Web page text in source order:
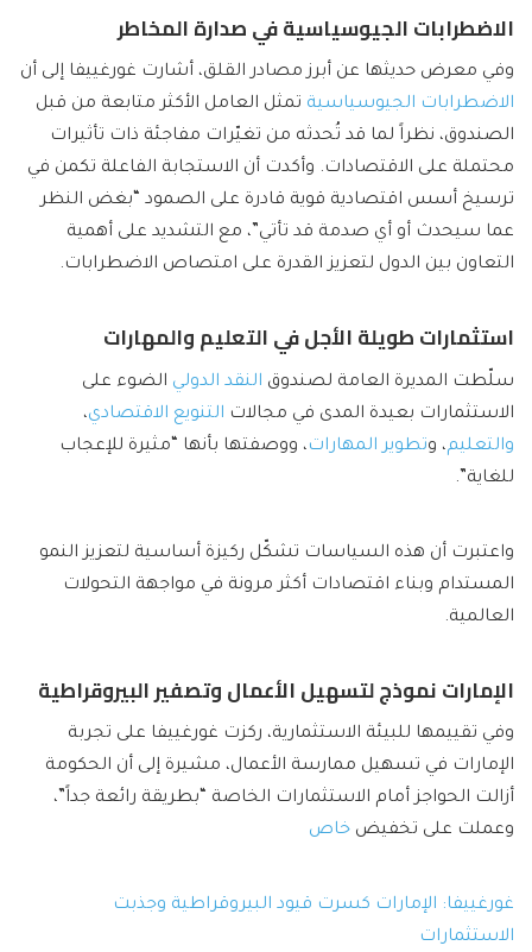
الاضطرابات الجيوسياسية في صدارة المخاطر
وفي معرض حديثها عن أبرز مصادر القلق، أشارت غورغييفا إلى أن
الاضطرابات الجيوسياسية تمثل العامل الأكثر متابعة من قبل
الصندوق، نظراً لما قد تُحدثه من تغيّرات مفاجئة ذات تأثيرات
محتملة على الاقتصادات. وأكدت أن الاستجابة الفاعلة تكمن في
ترسيخ أسس اقتصادية قوية قادرة على الصمود “بغض النظر
عما سيحدث أو أي صدمة قد تأتي”، مع التشديد على أهمية
التعاون بين الدول لتعزيز القدرة على امتصاص الاضطرابات.
استثمارات طويلة الأجل في التعليم والمهارات
سلّطت المديرة العامة لصندوق النقد الدولي الضوء على
الاستثمارات بعيدة المدى في مجالات التنويع الاقتصادي،
والتعليم، وتطوير المهارات، ووصفتها بأنها “مثيرة للإعجاب
للغاية”.
واعتبرت أن هذه السياسات تشكّل ركيزة أساسية لتعزيز النمو
المستدام وبناء اقتصادات أكثر مرونة في مواجهة التحولات
العالمية.
الإمارات نموذج لتسهيل الأعمال وتصفير البيروقراطية
وفي تقييمها للبيئة الاستثمارية، ركزت غورغييفا على تجربة
الإمارات في تسهيل ممارسة الأعمال، مشيرة إلى أن الحكومة
أزالت الحواجز أمام الاستثمارات الخاصة “بطريقة رائعة جداً”،
وعملت على تخفيض خاص
غورغييفا: الإمارات كسرت قيود البيروقراطية وجذبت
الاستثمارات